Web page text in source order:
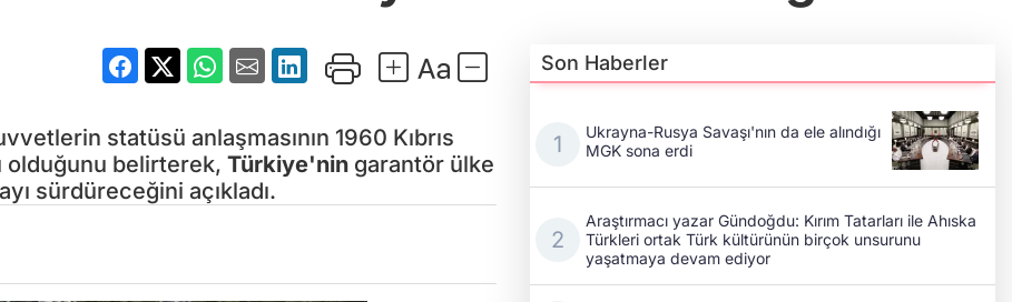
statüsü anlaşmasının 1960 Kıbrıs
olduğunu belirterek, Türkiye'nin garantör ülke
sürdüreceğini açıkladı.
Son Haberler
Ukrayna-Rusya Savaşı'nın da ele alındığı
MGK sona erdi
Araştırmacı yazar Gündoğdu: Kırım Tatarları ile Ahıska
Türkleri ortak Türk kültürünün birçok unsurunu
yaşatmaya devam ediyor